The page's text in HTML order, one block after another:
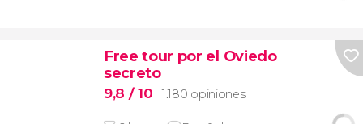
Free tour por el Oviedo
secreto
9,8 / 10 1.180 opiniones